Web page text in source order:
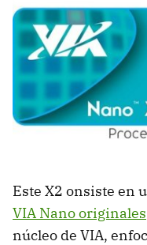
Este X2 onsiste en
VIA Nano originales
núcleo de VIA,